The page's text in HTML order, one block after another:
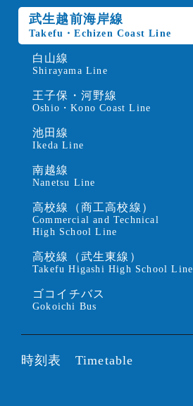
武生越前海岸線
Takefu・Echizen Coast Line
白山線
Shirayama Line
王子保・河野線
Oshio・Kono Coast Line
池田線
Ikeda Line
南越線
Nanetsu Line
高校線（商工高校線）
Commercial and Technical
High School Line
高校線（武生東線）
Takefu Higashi High School Line
ゴコイチバス
Gokoichi Bus
時刻表 Timetable